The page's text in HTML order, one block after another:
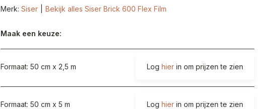
Merk: Siser Bekijk alles Siser Brick 600 Flex Film
Maak een keuze:
Formaat: 50 cm x 2,5 m Log hierin om prijzen te zien
Formaat: 50 cm x 5 m Log hierin om prijzen te zien